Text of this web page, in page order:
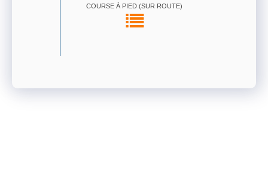
COURSE À PIED (SUR ROUTE)